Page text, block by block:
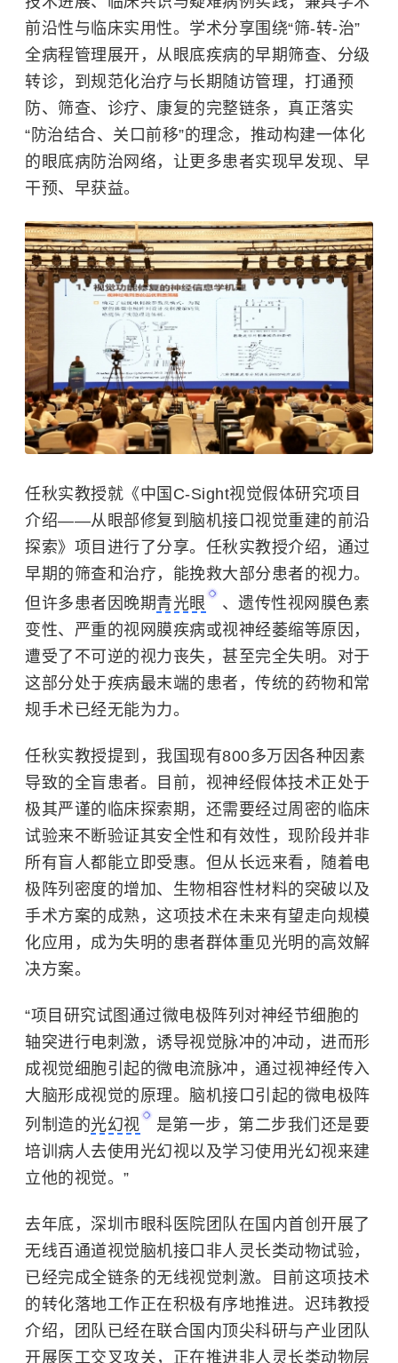
前沿性与临床实用性。学术分享围绕“筛-转-治”
全病程管理展开，从眼底疾病的早期筛查、分级
转诊，到规范化治疗与长期随访管理，打通预
防、筛查、诊疗、康复的完整链条，真正落实
“防治结合、关口前移”的理念，推动构建一体化
的眼底病防治网络，让更多患者实现早发现、早
干预、早获益。
任秋实教授就《中国C-Sight视觉假体研究项目
介绍——从眼部修复到脑机接口视觉重建的前沿
探索》项目进行了分享。任秋实教授介绍，通过
早期的筛查和治疗，能挽救大部分患者的视力。
但许多患者因晚期青光眼
、遗传性视网膜色素
变性、严重的视网膜疾病或视神经萎缩等原因，
遭受了不可逆的视力丧失，甚至完全失明。对于
这部分处于疾病最末端的患者，传统的药物和常
规手术已经无能为力。
任秋实教授提到，我国现有800多万因各种因素
导致的全盲患者。目前，视神经假体技术正处于
极其严谨的临床探索期，还需要经过周密的临床
试验来不断验证其安全性和有效性，现阶段并非
所有盲人都能立即受惠。但从长远来看，随着电
极阵列密度的增加、生物相容性材料的突破以及
手术方案的成熟，这项技术在未来有望走向规模
化应用，成为失明的患者群体重见光明的高效解
决方案。
“项目研究试图通过微电极阵列对神经节细胞的
轴突进行电刺激，诱导视觉脉冲的冲动，进而形
成视觉细胞引起的微电流脉冲，通过视神经传入
大脑形成视觉的原理。脑机接口引起的微电极阵
列制造的光幻视
是第一步，第二步我们还是要
培训病人去使用光幻视以及学习使用光幻视来建
立他的视觉。”
去年底，深圳市眼科医院团队在国内首创开展了
无线百通道视觉脑机接口非人灵长类动物试验，
已经完成全链条的无线视觉刺激。目前这项技术
的转化落地工作正在积极有序地推进。迟玮教授
介绍，团队已经在联合国内顶尖科研与产业团队
开展医工交叉攻关，正在推进非人灵长类动物层